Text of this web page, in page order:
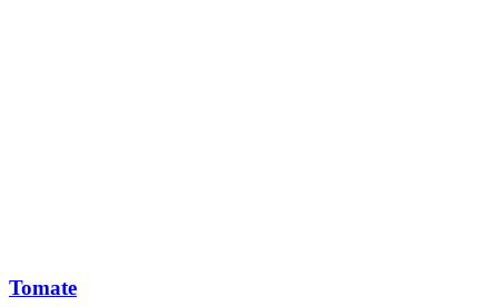
Tomate